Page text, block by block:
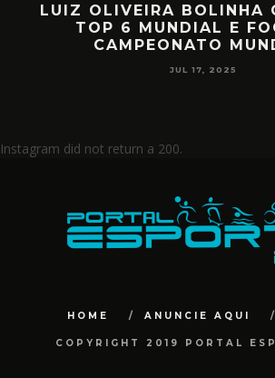
LUIZ OLIVEIRA BOLINHA
TOP 6 MUNDIAL E
CAMPEONATO
JUL 17, 2025
Instagram did not return a 200.
HOME ANUNCIE AQUI
COPYRIGHT 2019 PORTAL